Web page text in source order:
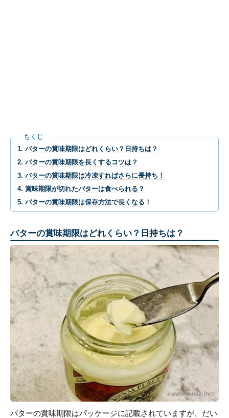
もくじ
バターの賞味期限はどれくらい？日持ちは？
バターの賞味期限を長くするコツは？
バターの賞味期限は冷凍すればさらに長持ち！
賞味期限が切れたバターは食べられる？
バターの賞味期限は保存方法で長くなる！
バターの賞味期限はどれくらい？日持ちは？
バターの賞味期限はパッケージに記載されていますが、だい